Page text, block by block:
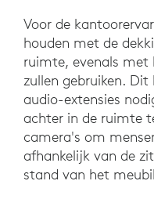
Voor de
houden met de
ruimte, evenals met
zullen gebruiken.
audio-extensies
achter in de ruimte
camera's om
afhankelijk van de
stand van het